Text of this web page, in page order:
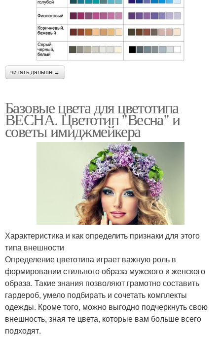
читать дальше →
Базовые цвета для цветотипа
ВЕСНА. Цветотип "Весна" и
советы имиджмейкера
Характеристика и как определить признаки для этого
типа внешности
Определение цветотипа играет важную роль в
формировании стильного образа мужского и женского
образа. Такие знания позволяют грамотно составить
гардероб, умело подбирать и сочетать комплекты
одежды. Кроме того, можно выгодно подчеркнуть свою
внешность, зная те цвета, которые вам больше всего
подходят.